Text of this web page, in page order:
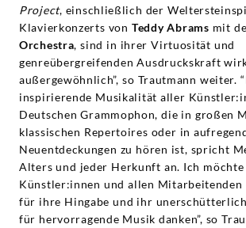
Project, einschließlich der
Klavierkonzerts von Teddy Abrams mit
Orchestra, sind in ihrer Virtuosität und
genreübergreifenden Ausdruckskraft
außergewöhnlich”, so Trautmann weiter.
inspirierende Musikalität aller
Deutschen Grammophon, die in großen
klassischen Repertoires oder in
Neuentdeckungen zu hören ist, spricht
Alters und jeder Herkunft an. Ich möchte
Künstler:innen und allen Mitarbeitenden
für ihre Hingabe und ihr
für hervorragende Musik danken”, so